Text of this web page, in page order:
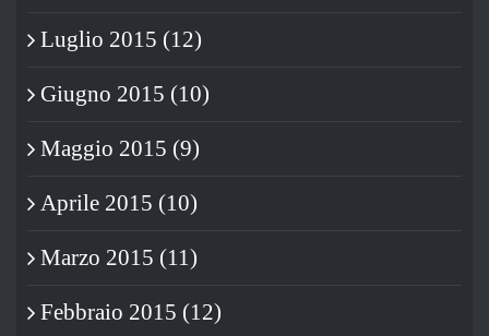
Luglio 2015 (12)
Giugno 2015 (10)
Maggio 2015 (9)
Aprile 2015 (10)
Marzo 2015 (11)
Febbraio 2015 (12)